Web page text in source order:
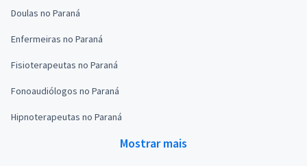
Doulas no Paraná
Enfermeiras no Paraná
Fisioterapeutas no Paraná
Fonoaudiólogos no Paraná
Hipnoterapeutas no Paraná
Mostrar mais